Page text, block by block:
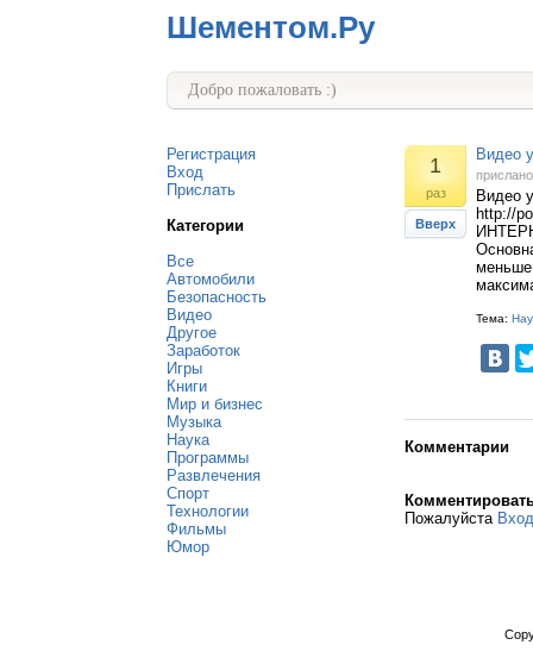
Шементом.Ру
Добро пожаловать :)
Регистрация
Вход
Прислать
Категории
Все
Автомобили
Безопасность
Видео
Другое
Заработок
Игры
Книги
Мир и бизнес
Музыка
Наука
Программы
Развлечения
Спорт
Технологии
Фильмы
Юмор
1
раз
Вверх
Видео
Видео
http://
меньше
Тема:
Комментарии
Пожалуйста Вход